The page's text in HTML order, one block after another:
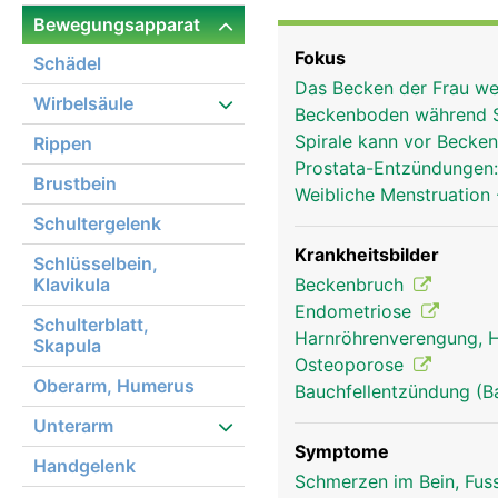
Bewegungsapparat
Schädel
Wirbelsäule
Rippen
Brustbein
Schultergelenk
Schlüsselbein,
Klavikula
Schulterblatt,
Skapula
Oberarm, Humerus
Unterarm
Handgelenk
Bänder und Muskeln
Festigkeit und Stabilität
Hüftgelenk mit dem
ausserdem die
Frauen haben im
Beckenausgang um
Fokus
Das Becken der Frau
Beckenboden während
Spirale kann vor
Prostata-
Weibliche
Krankheitsbilder
Beckenbruch
Endometriose
Harnröhrenverengung,
Osteoporose
Bauchfellentzündung
Symptome
Schmerzen im Bein,